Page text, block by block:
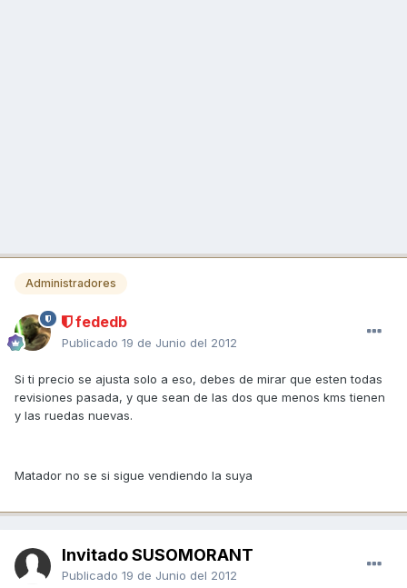
Administradores
fededb
Publicado 19 de Junio del 2012
Si ti precio se ajusta solo a eso, debes de mirar que esten todas
revisiones pasada, y que sean de las dos que menos kms tienen
y las ruedas nuevas.
Matador no se si sigue vendiendo la suya
Invitado SUSOMORANT
Publicado 19 de Junio del 2012